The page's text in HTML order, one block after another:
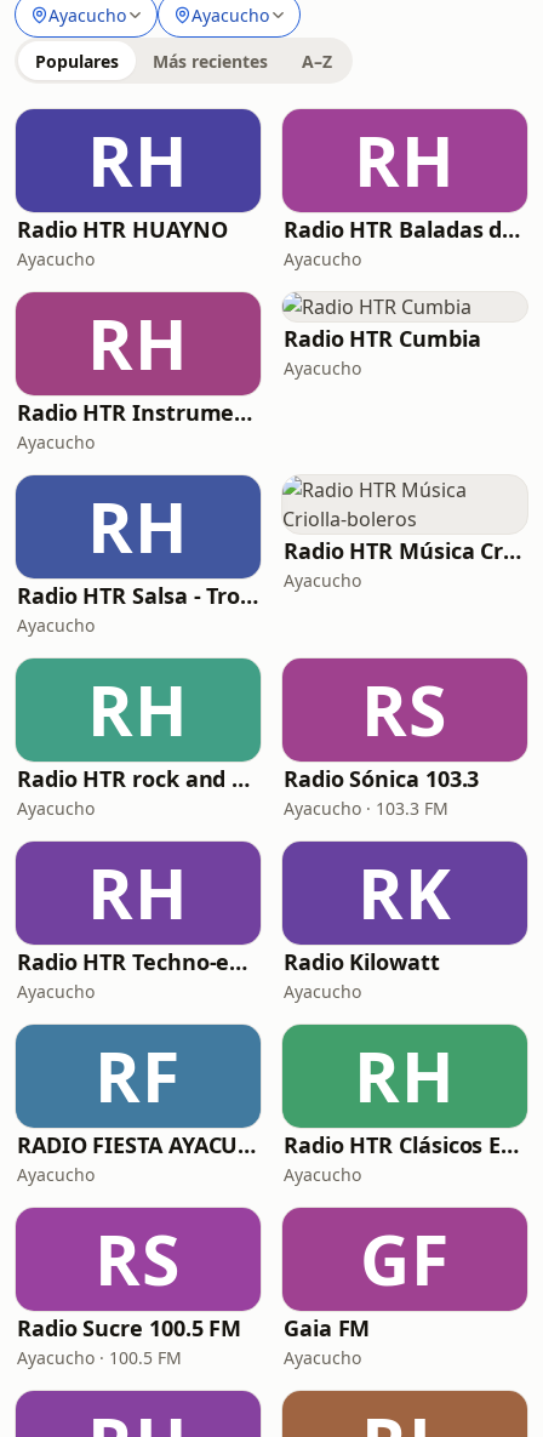
Ayacucho Ayacucho
Populares Más recientes A–Z
RH
Radio HTR HUAYNO
Ayacucho
RH
Radio HTR Baladas de Oro
Ayacucho
RH
Radio HTR Instrumentales
Ayacucho
Radio HTR Cumbia
Ayacucho
RH
Radio HTR Salsa - Tropical
Ayacucho
Radio HTR Música Criolla-boleros
Ayacucho
RH
Radio HTR rock and pop
Ayacucho
RS
Radio Sónica 103.3
Ayacucho · 103.3 FM
RH
Radio HTR Techno-eurodance
Ayacucho
RK
Radio Kilowatt
Ayacucho
RF
RADIO FIESTA AYACUCHO
Ayacucho
RH
Radio HTR Clásicos En Inglés
Ayacucho
RS
Radio Sucre 100.5 FM
Ayacucho · 100.5 FM
GF
Gaia FM
Ayacucho